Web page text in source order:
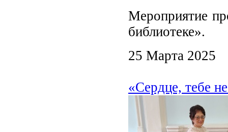
Мероприятие
библиотеке».
25 Марта 2025
«Сердце, тебе